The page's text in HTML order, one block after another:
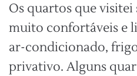
Os quartos que visitei
muito confortáveis e
ar-condicionado,
privativo. Alguns